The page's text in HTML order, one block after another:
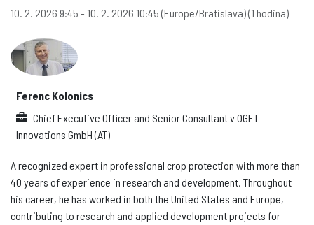
10. 2. 2026 9:45 - 10. 2. 2026 10:45(Europe/Bratislava) (1 hodina)
Ferenc Kolonics
Chief Executive Officer and Senior ConsultantvOGET
Innovations GmbH (AT)
A recognized expert in professional crop protection with more than
40 years of experience in research and development. Throughout
his career, he has worked in both the United States and Europe,
contributing to research and applied development projects for